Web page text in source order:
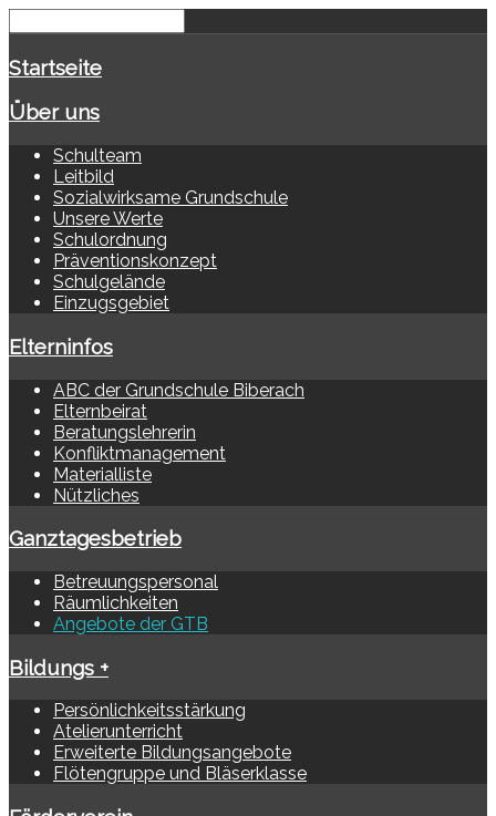
Startseite
Über uns
Schulteam
Leitbild
Sozialwirksame Grundschule
Unsere Werte
Schulordnung
Präventionskonzept
Schulgelände
Einzugsgebiet
Elterninfos
ABC der Grundschule Biberach
Elternbeirat
Beratungslehrerin
Konfliktmanagement
Materialliste
Nützliches
Ganztagesbetrieb
Betreuungspersonal
Räumlichkeiten
Angebote der GTB
Bildungs +
Persönlichkeitsstärkung
Atelierunterricht
Erweiterte Bildungsangebote
Flötengruppe und Bläserklasse